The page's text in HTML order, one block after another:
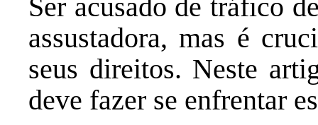
Ser acusado de tráfico
assustadora, mas é
seus direitos. Neste
deve fazer se enfrentar